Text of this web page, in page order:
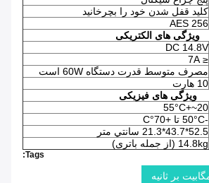
کلید قفل شدن خود را بچرخانید
AES 256
ویژگی های الکتریکی
DC 14.8V
≤ 7A
مصرف متوسط قدرت دستگاه 60W است
10 هارت
ویژگی های فیزیکی
20~+55°C
-50°C تا +70°C
52.5*43.7*21.3 سانتي متر
14.8kg (از جمله باتری)
Tags: